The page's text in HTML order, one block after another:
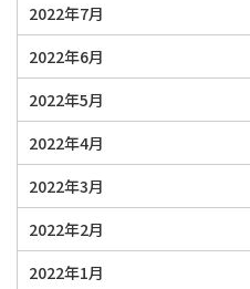
2022年7月
2022年6月
2022年5月
2022年4月
2022年3月
2022年2月
2022年1月